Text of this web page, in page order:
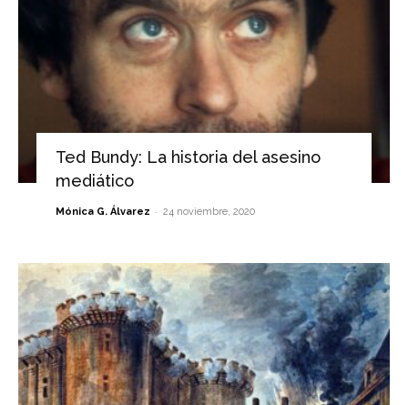
Ted Bundy: La historia del asesino
mediático
Mónica G. Álvarez - 24 noviembre, 2020